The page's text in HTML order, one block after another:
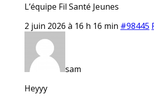
L’équipe Fil Santé Jeunes
2 juin 2026 à 16 h 16 min #98445
sam
Heyyy